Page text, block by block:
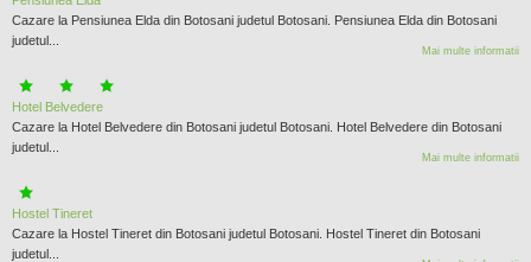
Cazare la Pensiunea Elda din Botosani judetul Botosani. Pensiunea Elda din Botosani
judetul...
Mai multe informatii
Hotel Belvedere
Cazare la Hotel Belvedere din Botosani judetul Botosani. Hotel Belvedere din Botosani
judetul...
Mai multe informatii
Hostel Tineret
Cazare la Hostel Tineret din Botosani judetul Botosani. Hostel Tineret din Botosani
judetul...